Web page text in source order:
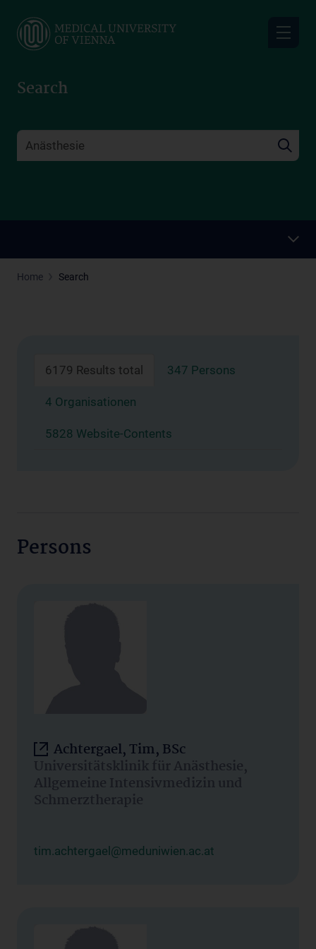
main
Search
Home Search
6179 Results total 347 Persons
4 Organisationen
5828 Website-Contents
Persons
Achtergael, Tim, BSc
Universitätsklinik für Anästhesie,
Allgemeine Intensivmedizin und
Schmerztherapie
tim.achtergael@meduniwien.ac.at